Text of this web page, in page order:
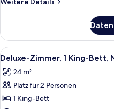
anzeigen
1 King-
Bett,
Nichtraucher
Alle
Fotos
für
Deluxe-
Zimmer,
2
Deluxe-Zimmer, 1 King-Bett,
24 m²
Platz für 2 Personen
1 King-Bett